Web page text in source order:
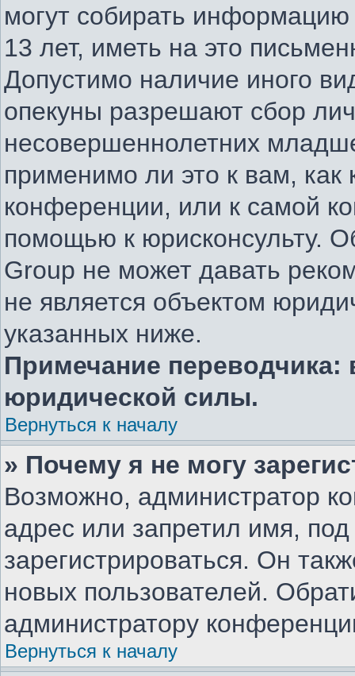
могут собирать
13 лет, иметь на это
Допустимо наличие иного
опекуны разрешают сбор
несовершеннолетних
применимо ли это к вам,
конференции, или к самой
помощью к юрисконсульту.
Group не может давать
не является объектом
указанных ниже.
Примечание переводчика:
юридической силы.
Вернуться к началу
» Почему я не могу
Возможно, администратор
адрес или запретил имя,
зарегистрироваться. Он
новых пользователей.
администратору
Вернуться к началу